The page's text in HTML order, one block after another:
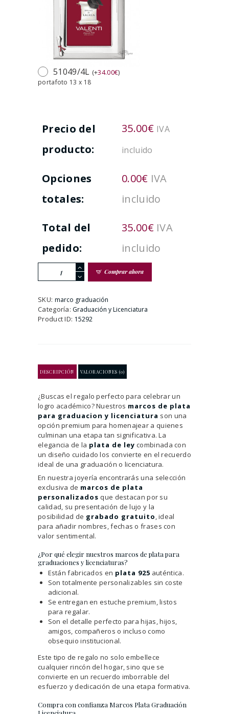
51049/4L (+34.00€)
portafoto 13 x 18
Precio del
producto:
35.00€ IVA
incluido
Opciones
totales:
0.00€ IVA
incluido
Total del
pedido:
35.00€IVA
incluido
Licenciatura
cantidad
Comprar ahora
SKU: marco graduación
Categoría: Graduación y Licenciatura
Product ID: 15292
DESCRIPCIÓN VALORACIONES (0)
¿Buscas el regalo perfecto para celebrar un
logro académico? Nuestros marcos de plata
para graduacion y licenciatura son una
opción premium para homenajear a quienes
culminan una etapa tan significativa. La
elegancia de la plata de ley combinada con
un diseño cuidado los convierte en el recuerdo
ideal de una graduación o licenciatura.
En nuestra joyería encontrarás una selección
exclusiva de marcos de plata
personalizados que destacan por su
calidad, su presentación de lujo y la
posibilidad de grabado gratuito , ideal
para añadir nombres, fechas o frases con
valor sentimental.
¿Por qué elegir nuestros marcos de plata para
graduaciones y licenciaturas?
Están fabricados en plata 925 auténtica.
Son totalmente personalizables sin coste
adicional.
Se entregan en estuche premium, listos
para regalar.
Son el detalle perfecto para hijas, hijos,
amigos, compañeros o incluso como
obsequio institucional.
Este tipo de regalo no solo embellece
cualquier rincón del hogar, sino que se
convierte en un recuerdo imborrable del
esfuerzo y dedicación de una etapa formativa.
Compra con confianza Marcos Plata Graduación